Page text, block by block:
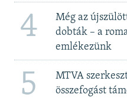
4
Még az
dobták – a
emlékezünk
5
MTVA
összefogást